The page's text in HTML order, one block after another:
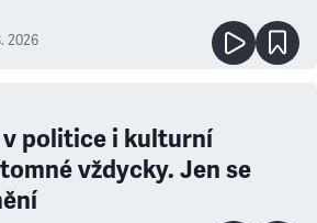
2026
politice i kulturní
vždycky. Jen se